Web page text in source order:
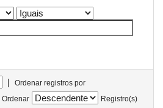
|
Ordenar registros por
Ordenar
Registro(s)